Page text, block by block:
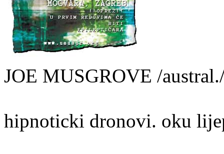
JOE MUSGROVE /
hipnoticki dronovi. oku